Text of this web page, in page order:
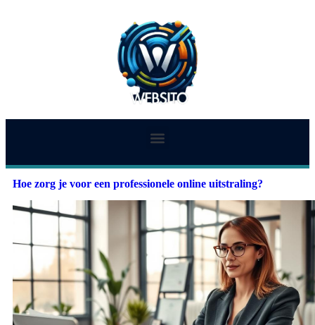
Hoe zorg je voor een professionele online uitstraling?